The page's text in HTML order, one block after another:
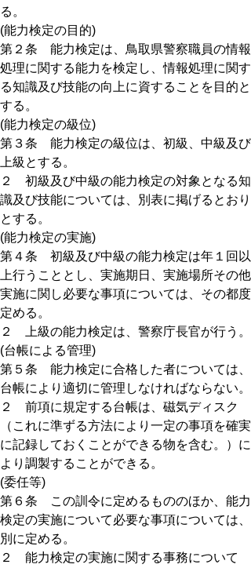
る。
(能力検定の目的)
第２条 能力検定は、鳥取県警察職員の情報
処理に関する能力を検定し、情報処理に関す
る知識及び技能の向上に資することを目的と
する。
(能力検定の級位)
第３条 能力検定の級位は、初級、中級及び
上級とする。
２ 初級及び中級の能力検定の対象となる知
識及び技能については、別表に掲げるとおり
とする。
(能力検定の実施)
第４条 初級及び中級の能力検定は年１回以
上行うこととし、実施期日、実施場所その他
実施に関し必要な事項については、その都度
定める。
２ 上級の能力検定は、警察庁長官が行う。
(台帳による管理)
第５条 能力検定に合格した者については、
台帳により適切に管理しなければならない。
２ 前項に規定する台帳は、磁気ディスク
（これに準ずる方法により一定の事項を確実
に記録しておくことができる物を含む。）に
より調製することができる。
(委任等)
第６条 この訓令に定めるもののほか、能力
検定の実施について必要な事項については、
別に定める。
２ 能力検定の実施に関する事務について